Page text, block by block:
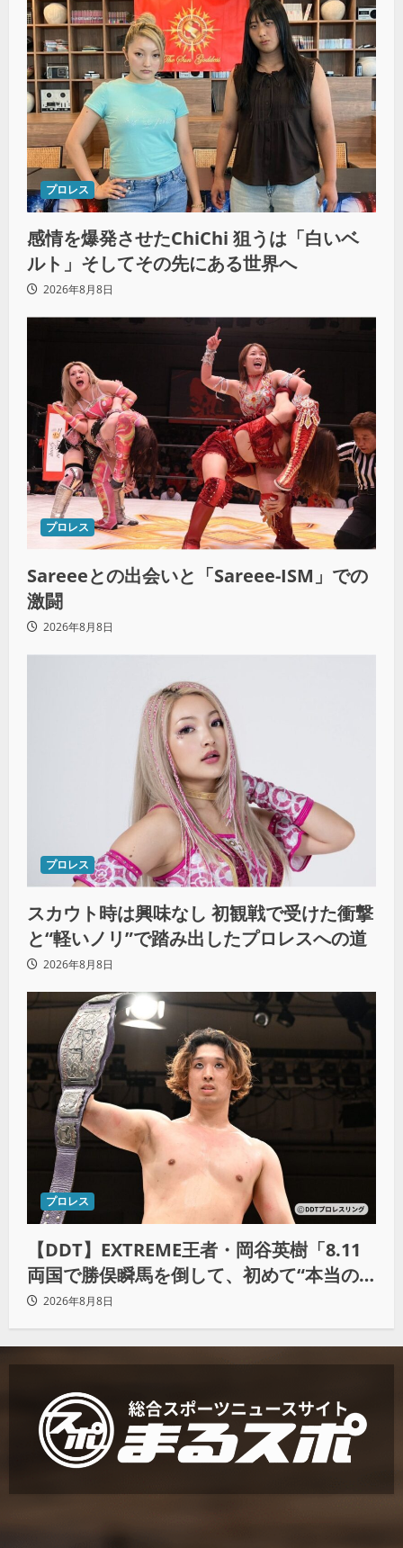
プロレス
感情を爆発させたChiChi 狙うは「白いベ
ルト」そしてその先にある世界へ
2026年8月8日
プロレス
Sareeeとの出会いと「Sareee-ISM」での
激闘
2026年8月8日
プロレス
スカウト時は興味なし 初観戦で受けた衝撃
と“軽いノリ”で踏み出したプロレスへの道
2026年8月8日
プロレス
【DDT】EXTREME王者・岡谷英樹「8.11
両国で勝俣瞬馬を倒して、初めて“本当の
王者”になれる」
2026年8月8日